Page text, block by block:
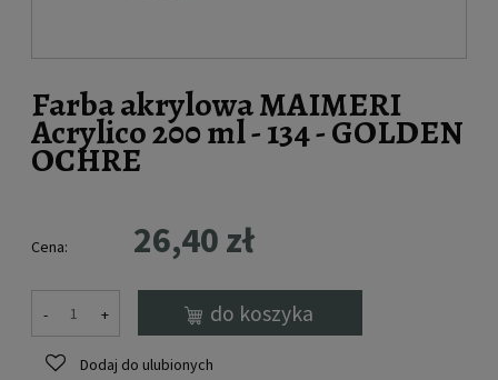
Farba akrylowa MAIMERI
Acrylico 200 ml - 134 - GOLDEN
OCHRE
Cena: 26,40 zł
- + do koszyka
Dodaj do ulubionych